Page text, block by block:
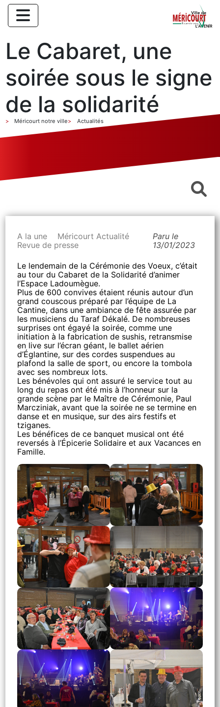
Le Cabaret, une
soirée sous le signe
de la solidarité
Méricourt notre ville Actualités
A la une
Méricourt Actualité
Revue de presse
Paru le
13/01/2023
Le lendemain de la Cérémonie des Voeux, c’était
au tour du Cabaret de la Solidarité d’animer
l’Espace Ladoumègue.
Plus de 600 convives étaient réunis autour d’un
grand couscous préparé par l’équipe de La
Cantine, dans une ambiance de fête assurée par
les musiciens du Taraf Dékalé. De nombreuses
surprises ont égayé la soirée, comme une
initiation à la fabrication de sushis, retransmise
en live sur l’écran géant, le ballet aérien
d’Églantine, sur des cordes suspendues au
plafond la salle de sport, ou encore la tombola
avec ses nombreux lots.
Les bénévoles qui ont assuré le service tout au
long du repas ont été mis à l’honneur sur la
grande scène par le Maître de Cérémonie, Paul
Marcziniak, avant que la soirée ne se termine en
danse et en musique, sur des airs festifs et
tziganes.
Les bénéfices de ce banquet musical ont été
reversés à l’Épicerie Solidaire et aux Vacances en
Famille.